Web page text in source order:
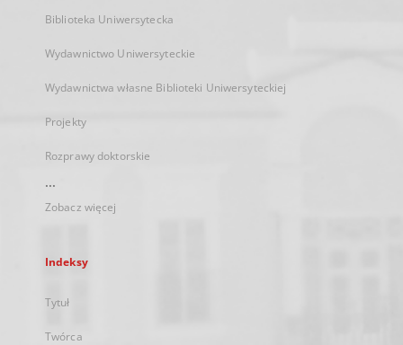
Biblioteka Uniwersytecka
Wydawnictwo Uniwersyteckie
Wydawnictwa własne Biblioteki Uniwersyteckiej
Projekty
Rozprawy doktorskie
...
Zobacz więcej
Indeksy
Tytuł
Twórca